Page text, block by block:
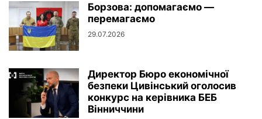
Борзова: допомагаємо —
перемагаємо
29.07.2026
Директор Бюро економічної
безпеки Цивінський оголосив
конкурс на керівника БЕБ
Вінниччини